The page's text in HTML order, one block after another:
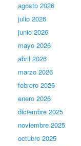
agosto 2026
julio 2026
junio 2026
mayo 2026
abril 2026
marzo 2026
febrero 2026
enero 2026
diciembre 2025
noviembre 2025
octubre 2025